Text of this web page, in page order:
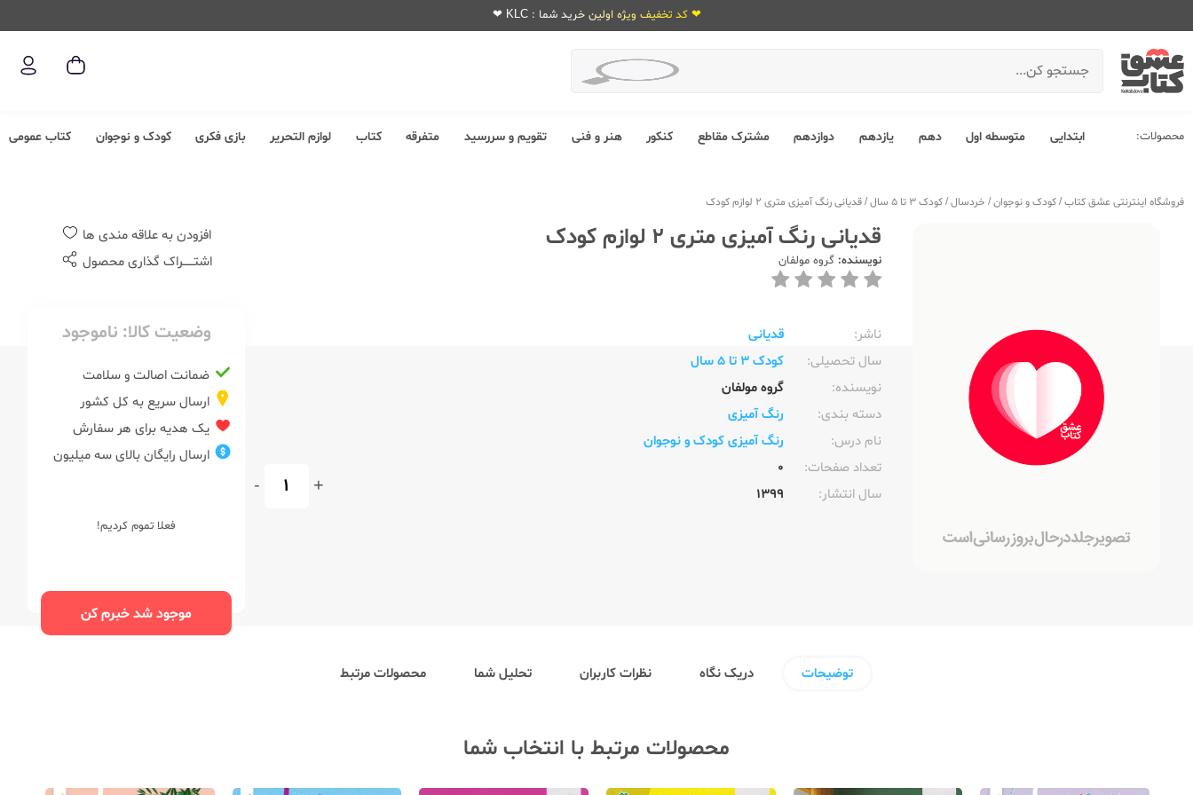
❤ کد تخفیف ویژه اولین خرید شما : KLC ❤
محصولات: ابتدایی متوسطه اول دهم یازدهم دوازدهم مشترک مقاطع کنکور هنر و فنی تقویم و سررسید متفرقه کتاب لوازم التحریر بازی فکری کودک و نوجوان کتاب عمومی
فروشگاه اینترنتی عشق کتاب/کودک و نوجوان/ خردسال/کودک 3 تا 5 سال /قدیانی رنگ آمیزی متری 2 لوازم کودک
قدیانی رنگ آمیزی متری 2 لوازم کودک
نویسنده: گروه مولفان
ناشر:‌
قدیانی
سال تحصیلی:‌
کودک 3 تا 5 سال
نویسنده:‌
گروه مولفان
دسته بندی:
رنگ آمیزی
نام درس:
رنگ آمیزی کودک و نوجوان
تعداد صفحات:‌
0
سال انتشار:‌
1399
+
-
افزودن به علاقه مندی ها
اشتــــــراک گذاری محصول
وضعیت کالا: ناموجود
ضمانت اصالت و سلامت
ارسال سریع به کل کشور
یک هدیه برای هر سفارش
ارسال رایگان بالای سه میلیون
فعلا تموم کردیم!
موجود شد خبرم کن
توضیحات دریک نگاه نظرات کاربران تحلیل شما محصولات مرتبط
محصولات مرتبط با انتخاب شما